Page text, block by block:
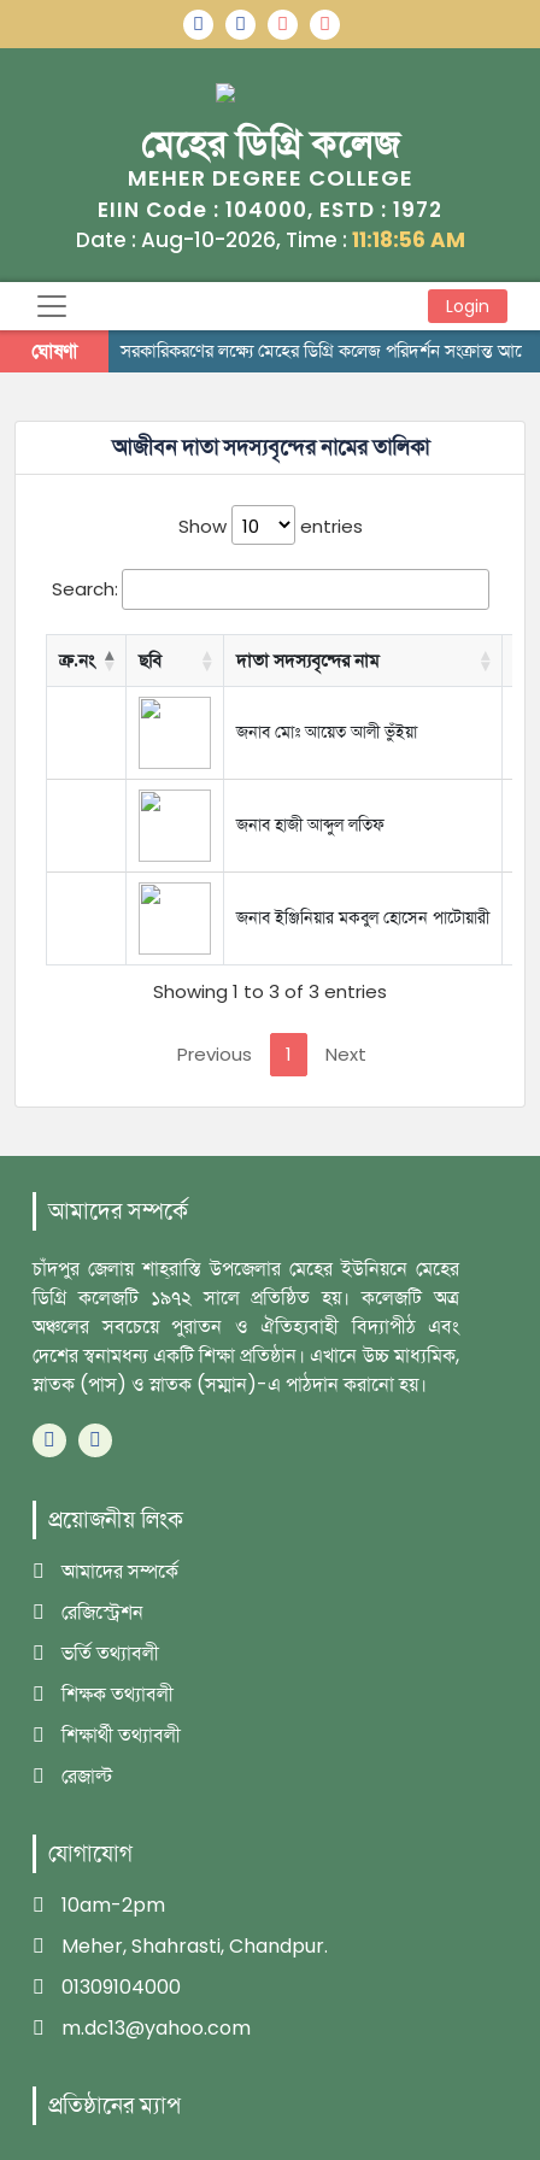
মেহের ডিগ্রি কলেজ
MEHER DEGREE COLLEGE
EIIN Code : 104000, ESTD : 1972
Date : Aug-10-2026, Time : 11:18:56 AM
Login
ঘোষণা সরকারিকরণের লক্ষ্যে মেহের ডিগ্রি কলেজ পরিদর্শন সংক্রান্ত
আজীবন দাতা সদস্যবৃন্দের নামের তালিকা
Show entries
Search:
ক্র.নং ছবি দাতা সদস্যবৃন্দের নাম
জনাব মোঃ আয়েত আলী ভুঁইয়া
জনাব হাজী আব্দুল লতিফ
জনাব ইঞ্জিনিয়ার মকবুল হোসেন পাটোয়ারী
Showing 1 to 3 of 3 entries
Previous 1 Next
আমাদের সম্পর্কে
চাঁদপুর জেলায় শাহ্‌রাস্তি উপজেলার মেহের ইউনিয়নে মেহের
ডিগ্রি কলেজটি ১৯৭২ সালে প্রতিষ্ঠিত হয়। কলেজটি অত্র
অঞ্চলের সবচেয়ে পুরাতন ও ঐতিহ্যবাহী বিদ্যাপীঠ এবং
দেশের স্বনামধন্য একটি শিক্ষা প্রতিষ্ঠান। এখানে উচ্চ মাধ্যমিক,
স্নাতক (পাস) ও স্নাতক (সম্মান)-এ পাঠদান করানো হয়।
প্রয়োজনীয় লিংক
আমাদের সম্পর্কে
রেজিস্ট্রেশন
ভর্তি তথ্যাবলী
শিক্ষক তথ্যাবলী
শিক্ষার্থী তথ্যাবলী
রেজাল্ট
যোগাযোগ
10am-2pm
Meher, Shahrasti, Chandpur.
01309104000
m.dc13@yahoo.com
প্রতিষ্ঠানের ম্যাপ